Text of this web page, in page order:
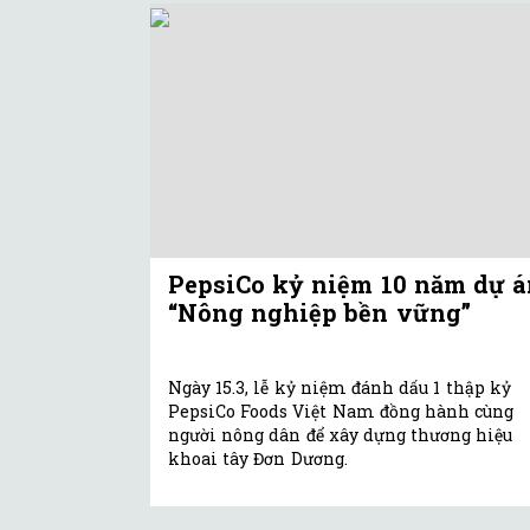
PepsiCo kỷ niệm 10 năm dự
“Nông nghiệp bền vững”
Ngày 15.3, lễ kỷ niệm đánh dấu 1 thập kỷ
PepsiCo Foods Việt Nam đồng hành cùng
người nông dân để xây dựng thương hiệu
khoai tây Đơn Dương.